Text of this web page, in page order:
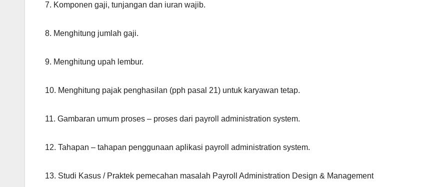
7. Komponen gaji, tunjangan dan iuran wajib.
8. Menghitung jumlah gaji.
9. Menghitung upah lembur.
10. Menghitung pajak penghasilan (pph pasal 21) untuk karyawan tetap.
11. Gambaran umum proses – proses dari payroll administration system.
12. Tahapan – tahapan penggunaan aplikasi payroll administration system.
13. Studi Kasus / Praktek pemecahan masalah Payroll Administration Design & Management